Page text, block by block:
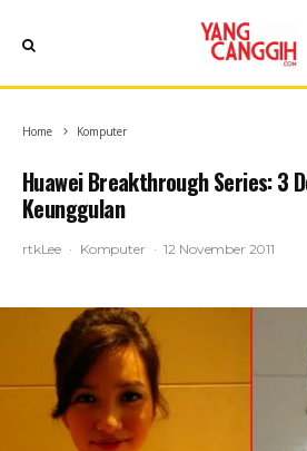
Home Komputer
Huawei Breakthrough Series: 3
Keunggulan
rtkLee · Komputer · 12 November 2011